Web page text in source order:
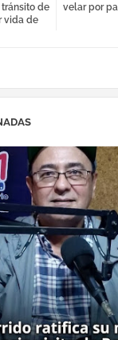
velar por
de
vida de